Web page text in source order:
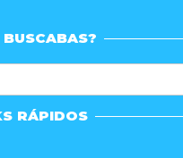
RÁPIDOS